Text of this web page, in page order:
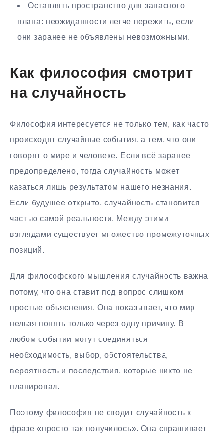
Оставлять пространство для запасного
плана: неожиданности легче пережить, если
они заранее не объявлены невозможными.
Как философия смотрит
на случайность
Философия интересуется не только тем, как часто
происходят случайные события, а тем, что они
говорят о мире и человеке. Если всё заранее
предопределено, тогда случайность может
казаться лишь результатом нашего незнания.
Если будущее открыто, случайность становится
частью самой реальности. Между этими
взглядами существует множество промежуточных
позиций.
Для философского мышления случайность важна
потому, что она ставит под вопрос слишком
простые объяснения. Она показывает, что мир
нельзя понять только через одну причину. В
любом событии могут соединяться
необходимость, выбор, обстоятельства,
вероятность и последствия, которые никто не
планировал.
Поэтому философия не сводит случайность к
фразе «просто так получилось». Она спрашивает